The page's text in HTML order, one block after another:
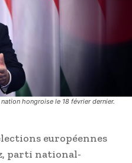
hongroise le 18 février dernier.
européennes
parti national-